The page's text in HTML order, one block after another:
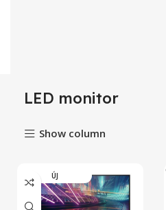
LED monitor
Show column
ÚJ